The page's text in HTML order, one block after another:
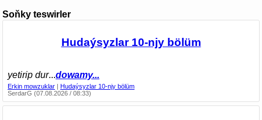
Soňky teswirler
Hudaýsyzlar 10-njy bölüm
yetirip dur...dowamy...
Erkin mowzuklar
Hudaýsyzlar 10-njy bölüm
SerdarG (07.08.2026 / 08:33)